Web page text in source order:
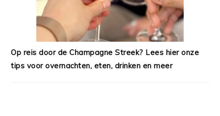
Op reis door de Champagne Streek? Lees hier onze
tips voor overnachten, eten, drinken en meer